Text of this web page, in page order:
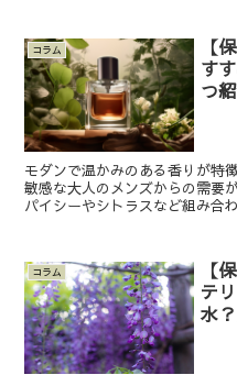
コラム
【
す
つ
モダンで温かみのある香りが特
敏感な大人のメンズからの需要
パイシーやシトラスなど組み合
コラム
【
テ
水